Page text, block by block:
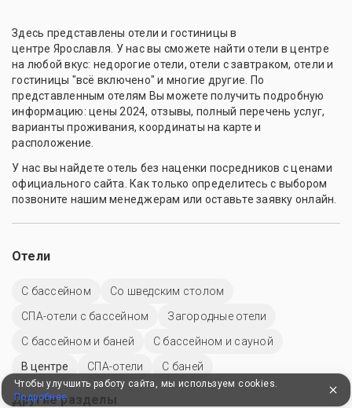
Здесь представлены отели и гостиницы в
центре Ярославля. У нас вы сможете найти отели в центре
на любой вкус: недорогие отели, отели с завтраком, отели и
гостиницы "всё включено" и многие другие. По
представленным отелям Вы можете получить подробную
информацию: цены 2024, отзывы, полный перечень услуг,
варианты проживания, координаты на карте и
расположение.
У нас вы найдете отель без наценки посредников с ценами
официального сайта. Как только определитесь с выбором
позвоните нашим менеджерам или оставьте заявку онлайн.
Отели
C бассейном
Со шведским столом
СПА-отели с бассейном
Загородные отели
С бассейном и баней
С бассейном и сауной
В центре
СПА-отели С баней
Другие разделы
Чтобы улучшить работу сайта, мы используем cookies.
Подробнее